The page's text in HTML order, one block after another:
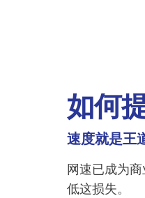
如何
速度就是王
网速已成为
低这损失。